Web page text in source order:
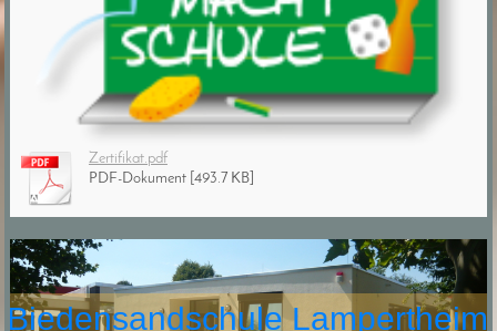
Zertifikat.pdf
PDF-Dokument [493.7 KB]
Biedensandschule Lampertheim